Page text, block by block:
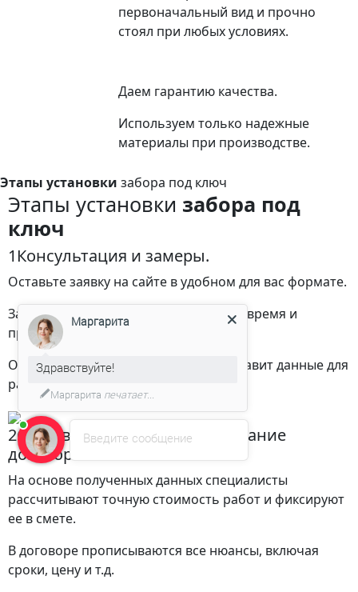
первоначальный вид и прочно
стоял при любых условиях.
Даем гарантию качества.
Используем только надежные
материалы при производстве.
Этапы установки забора под ключ
Этапы установки забора под
ключ
1 Консультация и замеры.
Оставьте заявку на сайте в удобном для вас формате.
Замерщик приедет в удобное для вас время и
проведет оценку всех параметров.
Он уточнит нюансы по забору и отправит данные для
расчета стоимости.
2Составление сметы и подписание
договора.
На основе полученных данных специалисты
рассчитывают точную стоимость работ и фиксируют
ее в смете.
В договоре прописываются все нюансы, включая
сроки, цену и т.д.
Введите сообщение
Маргарита
Здравствуйте!
Мы подготовили для Вас
специальное предложение!